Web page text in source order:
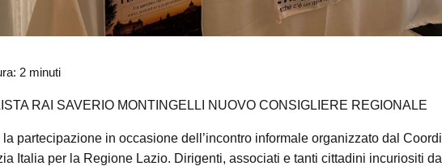
2 minuti
RAI SAVERIO MONTINGELLI NUOVO CONSIGLIERE REGIONALE
la partecipazione in occasione dell’incontro informale organizzato dal
Italia per la Regione Lazio. Dirigenti, associati e tanti cittadini incuriositi